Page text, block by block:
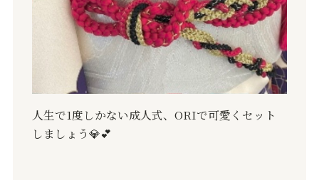
人生で1度しかない成人式、 ORIで可愛くセット
しましょう💎💕